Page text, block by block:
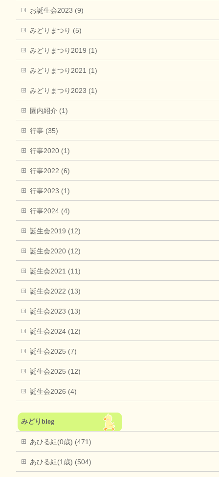
お誕生会2023 (9)
みどりまつり (5)
みどりまつり2019 (1)
みどりまつり2021 (1)
みどりまつり2023 (1)
園内紹介 (1)
行事 (35)
行事2020 (1)
行事2022 (6)
行事2023 (1)
行事2024 (4)
誕生会2019 (12)
誕生会2020 (12)
誕生会2021 (11)
誕生会2022 (13)
誕生会2023 (13)
誕生会2024 (12)
誕生会2025 (7)
誕生会2025 (12)
誕生会2026 (4)
みどりblog
あひる組(0歳) (471)
あひる組(1歳) (504)